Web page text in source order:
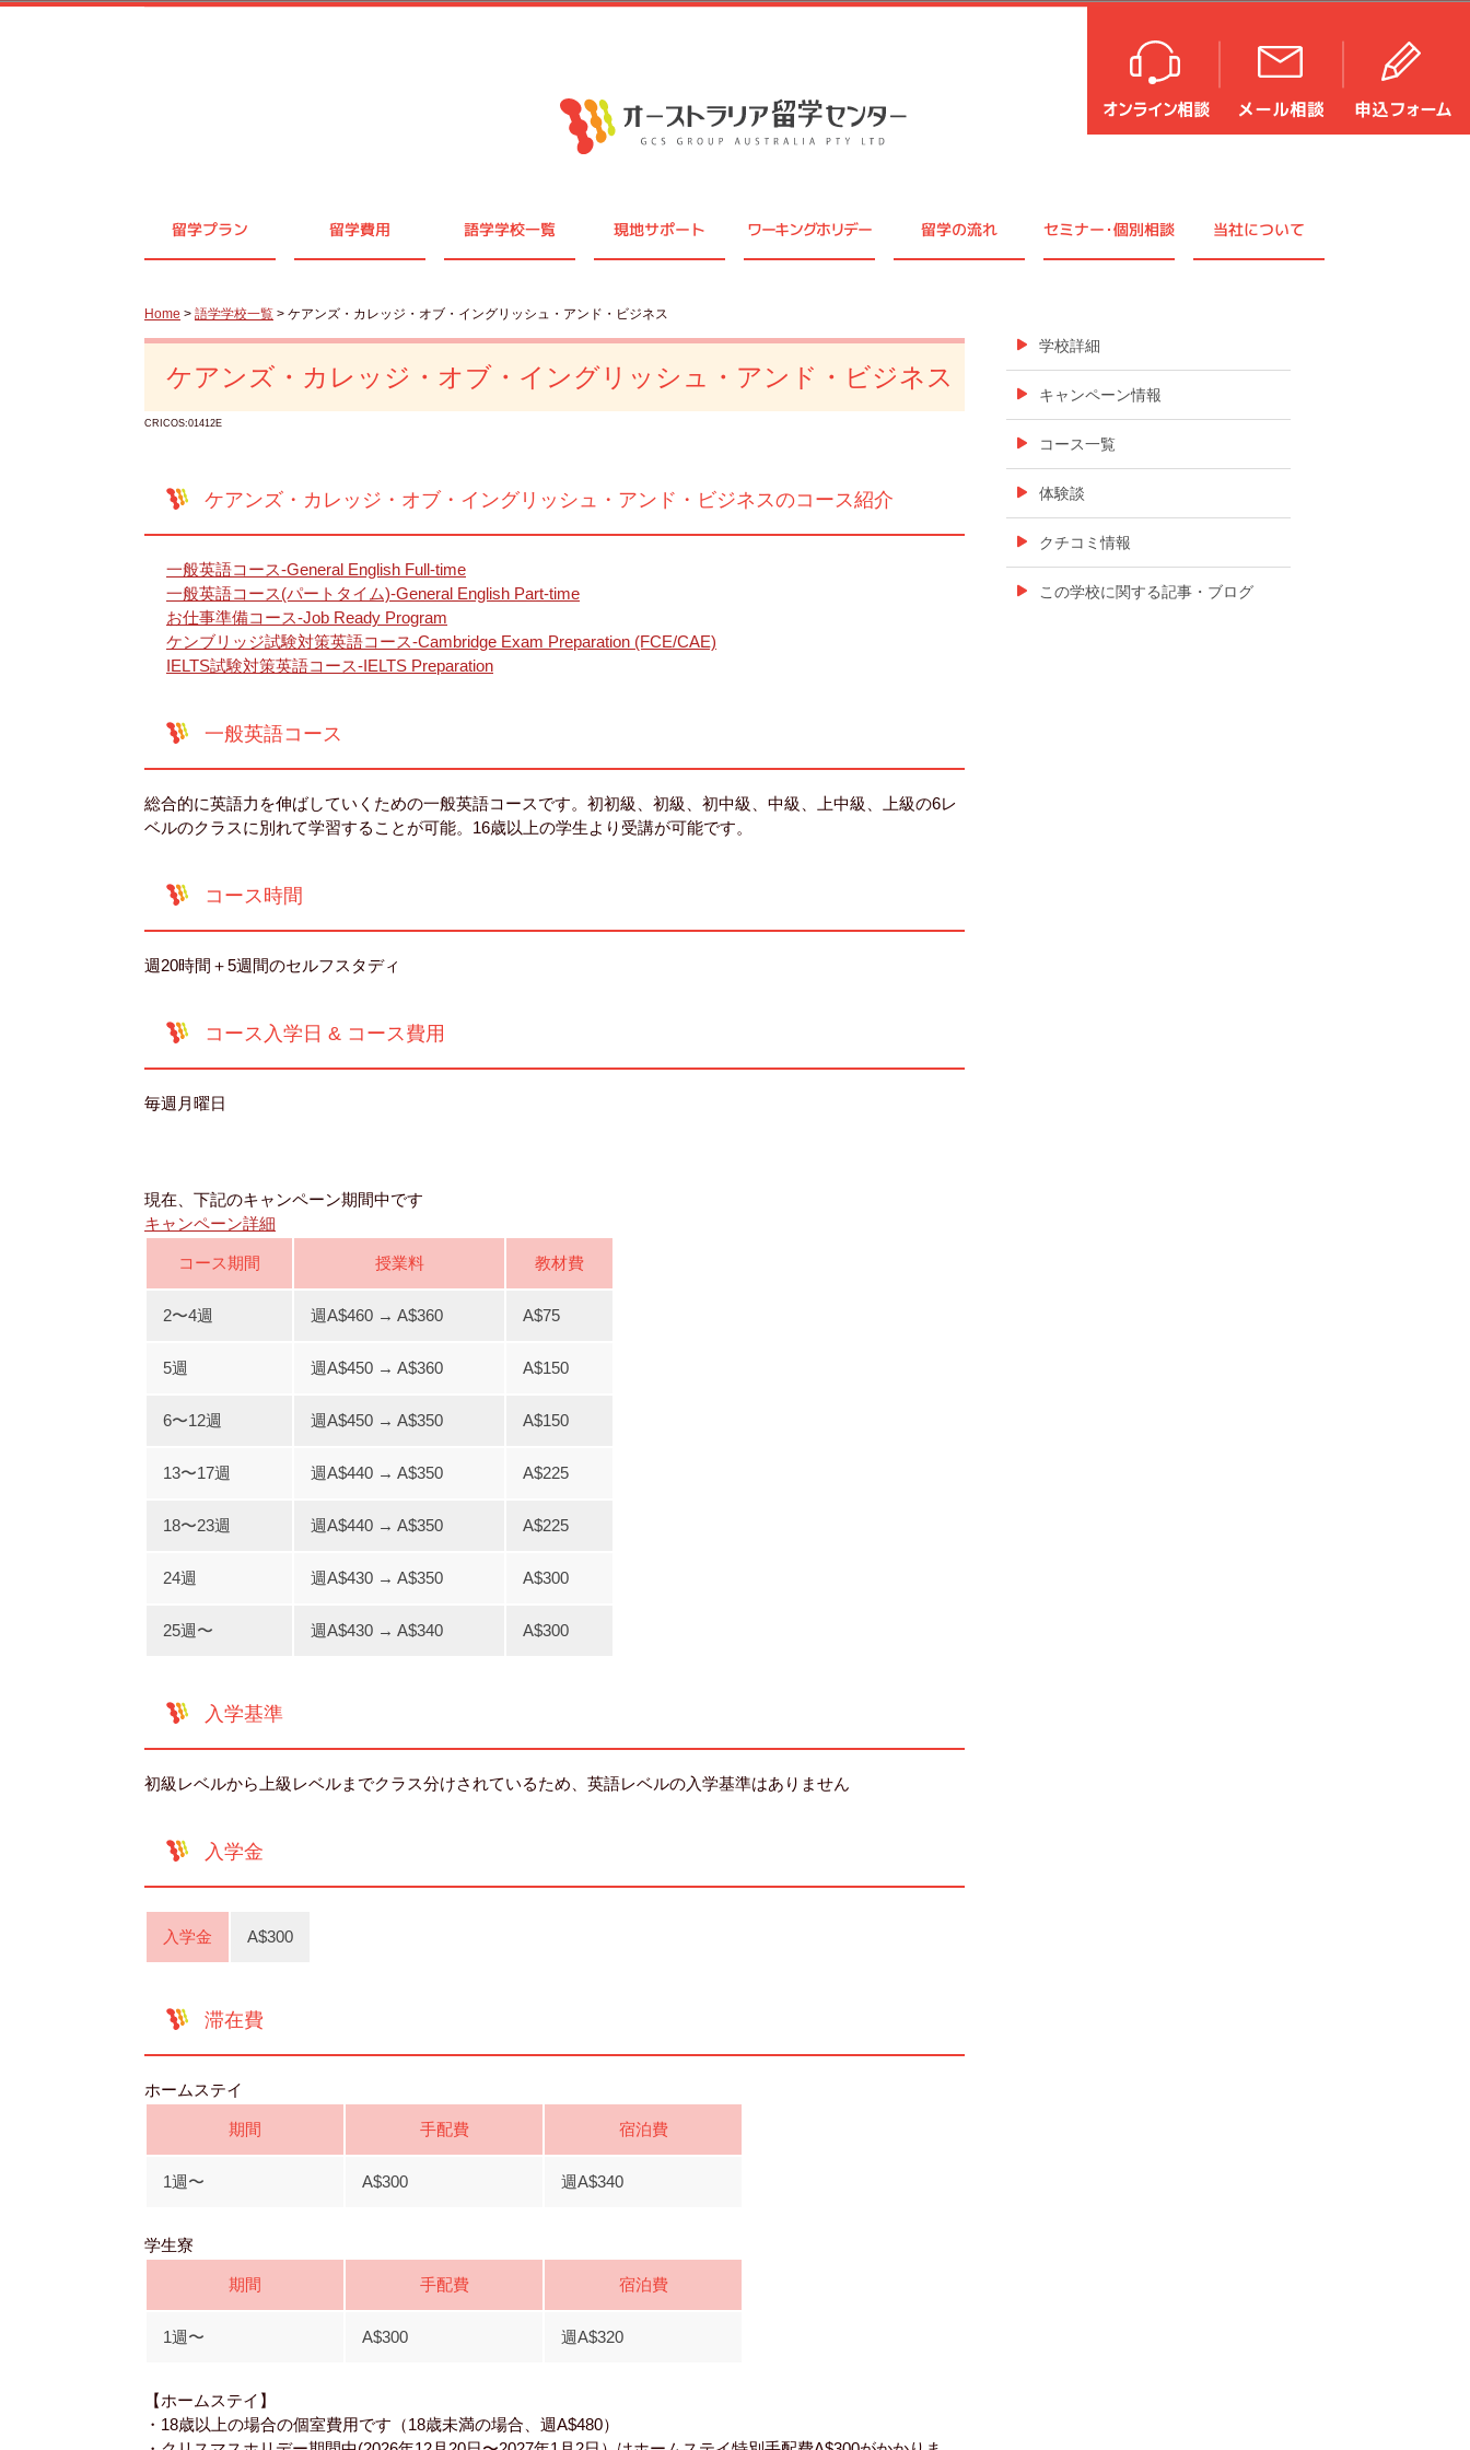
留学プラン 留学費用 語学学校一覧 現地サポート ワーキングホリデー 留学の流れ セミナー・個別相談 当社について
Home > 語学学校一覧 > ケアンズ・カレッジ・オブ・イングリッシュ・アンド・ビジネス
ケアンズ・カレッジ・オブ・イングリッシュ・アンド・ビジネス
CRICOS:01412E
ケアンズ・カレッジ・オブ・イングリッシュ・アンド・ビジネスのコース紹介
一般英語コース-General English Full-time
一般英語コース(パートタイム)-General English Part-time
お仕事準備コース-Job Ready Program
ケンブリッジ試験対策英語コース-Cambridge Exam Preparation (FCE/CAE)
IELTS試験対策英語コース-IELTS Preparation
一般英語コース
総合的に英語力を伸ばしていくための一般英語コースです。初初級、初級、初中級、中級、上中級、上級の6レ
ベルのクラスに別れて学習することが可能。16歳以上の学生より受講が可能です。
コース時間
週20時間＋5週間のセルフスタディ
コース入学日 & コース費用
毎週月曜日
現在、下記のキャンペーン期間中です
キャンペーン詳細
コース期間 授業料 教材費
2〜4週 週A$460 → A$360 A$75
5週 週A$450 → A$360 A$150
6〜12週 週A$450 → A$350 A$150
13〜17週 週A$440 → A$350 A$225
18〜23週 週A$440 → A$350 A$225
24週 週A$430 → A$350 A$300
25週〜 週A$430 → A$340 A$300
入学基準
初級レベルから上級レベルまでクラス分けされているため、英語レベルの入学基準はありません
入学金
入学金 A$300
滞在費
ホームステイ
期間 手配費 宿泊費
1週〜 A$300 週A$340
学生寮
期間 手配費 宿泊費
1週〜 A$300 週A$320
【ホームステイ】
・18歳以上の場合の個室費用です（18歳未満の場合、週A$480）
学校詳細
キャンペーン情報
コース一覧
体験談
クチコミ情報
この学校に関する記事・ブログ